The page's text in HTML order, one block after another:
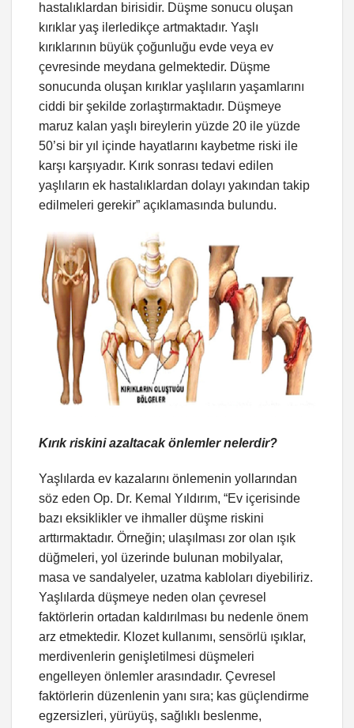
hastalıklardan birisidir. Düşme sonucu oluşan
kırıklar yaş ilerledikçe artmaktadır. Yaşlı
kırıklarının büyük çoğunluğu evde veya ev
çevresinde meydana gelmektedir. Düşme
sonucunda oluşan kırıklar yaşlıların yaşamlarını
ciddi bir şekilde zorlaştırmaktadır. Düşmeye
maruz kalan yaşlı bireylerin yüzde 20 ile yüzde
50’si bir yıl içinde hayatlarını kaybetme riski ile
karşı karşıyadır. Kırık sonrası tedavi edilen
yaşlıların ek hastalıklardan dolayı yakından takip
edilmeleri gerekir” açıklamasında bulundu.
Kırık riskini azaltacak önlemler nelerdir?
Yaşlılarda ev kazalarını önlemenin yollarından
söz eden Op. Dr. Kemal Yıldırım, “Ev içerisinde
bazı eksiklikler ve ihmaller düşme riskini
arttırmaktadır. Örneğin; ulaşılması zor olan ışık
düğmeleri, yol üzerinde bulunan mobilyalar,
masa ve sandalyeler, uzatma kabloları diyebiliriz.
Yaşlılarda düşmeye neden olan çevresel
faktörlerin ortadan kaldırılması bu nedenle önem
arz etmektedir. Klozet kullanımı, sensörlü ışıklar,
merdivenlerin genişletilmesi düşmeleri
engelleyen önlemler arasındadır. Çevresel
faktörlerin düzenlenin yanı sıra; kas güçlendirme
egzersizleri, yürüyüş, sağlıklı beslenme,